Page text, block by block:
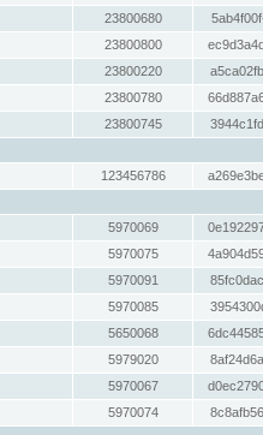
23800680
23800800
23800220
23800780
23800745
123456786
5970069
5970075
5970091
5970085
5650068
5979020
5970067
5970074